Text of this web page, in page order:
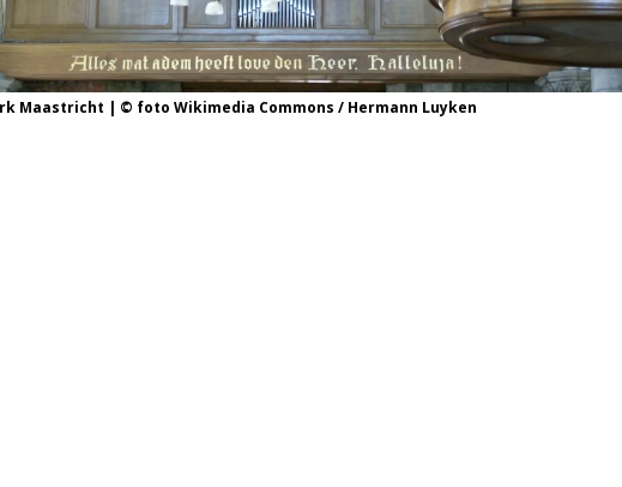
Maastricht | © foto Wikimedia Commons / Hermann Luyken